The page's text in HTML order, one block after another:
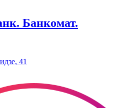
Банкомат.
41